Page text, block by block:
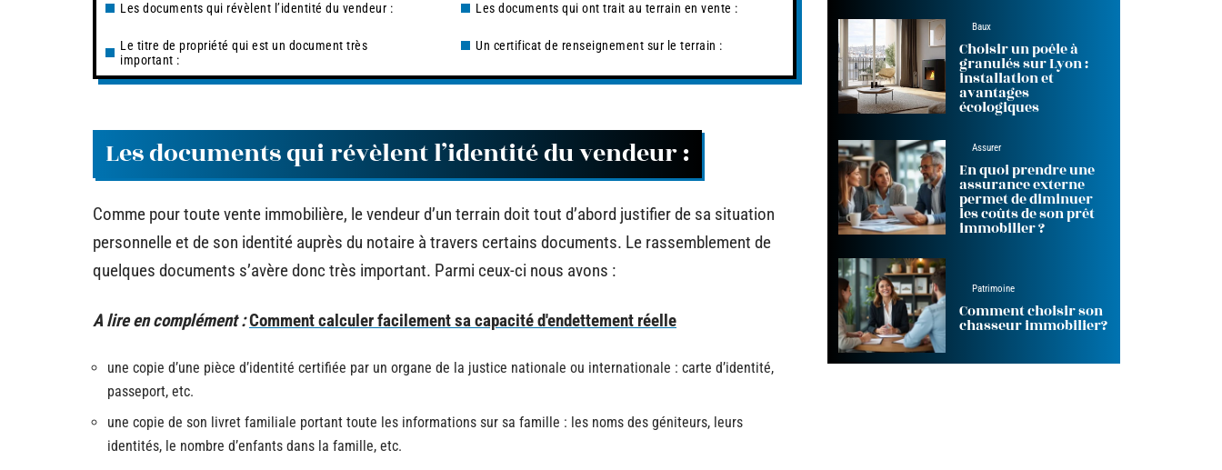
Les documents qui révèlent l’identité du vendeur :
Le titre de propriété qui est un document très
important :
Les documents qui ont trait au terrain en vente :
Un certificat de renseignement sur le terrain :
Les documents qui révèlent l’identité du vendeur :
Comme pour toute vente immobilière, le vendeur d’un terrain doit tout d’abord justifier de sa situation
personnelle et de son identité auprès du notaire à travers certains documents. Le rassemblement de
quelques documents s’avère donc très important. Parmi ceux-ci nous avons :
A lire en complément :Comment calculer facilement sa capacité d'endettement réelle
une copie d’une pièce d’identité certifiée par un organe de la justice nationale ou internationale : carte d’identité,
passeport, etc.
une copie de son livret familiale portant toute les informations sur sa famille : les noms des géniteurs, leurs
identités, le nombre d’enfants dans la famille, etc.
Baux
Choisir un poêle à
granulés sur Lyon :
installation et
avantages
écologiques
Assurer
En quoi prendre une
assurance externe
permet de diminuer
les coûts de son prêt
immobilier ?
Patrimoine
Comment choisir son
chasseur immobilier?